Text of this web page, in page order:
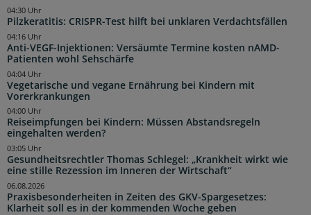
Pilzkeratitis: CRISPR-Test hilft bei unklaren Verdachtsfällen
04:30 Uhr
Anti-VEGF-Injektionen: Versäumte Termine kosten nAMD-
Patienten wohl Sehschärfe
04:16 Uhr
Vegetarische und vegane Ernährung bei Kindern mit
Vorerkrankungen
04:04 Uhr
Reiseimpfungen bei Kindern: Müssen Abstandsregeln
eingehalten werden?
04:00 Uhr
Gesundheitsrechtler Thomas Schlegel: „Krankheit wirkt wie
eine stille Rezession im Inneren der Wirtschaft“
03:05 Uhr
Praxisbesonderheiten in Zeiten des GKV-Spargesetzes:
Klarheit soll es in der kommenden Woche geben
06.08.2026